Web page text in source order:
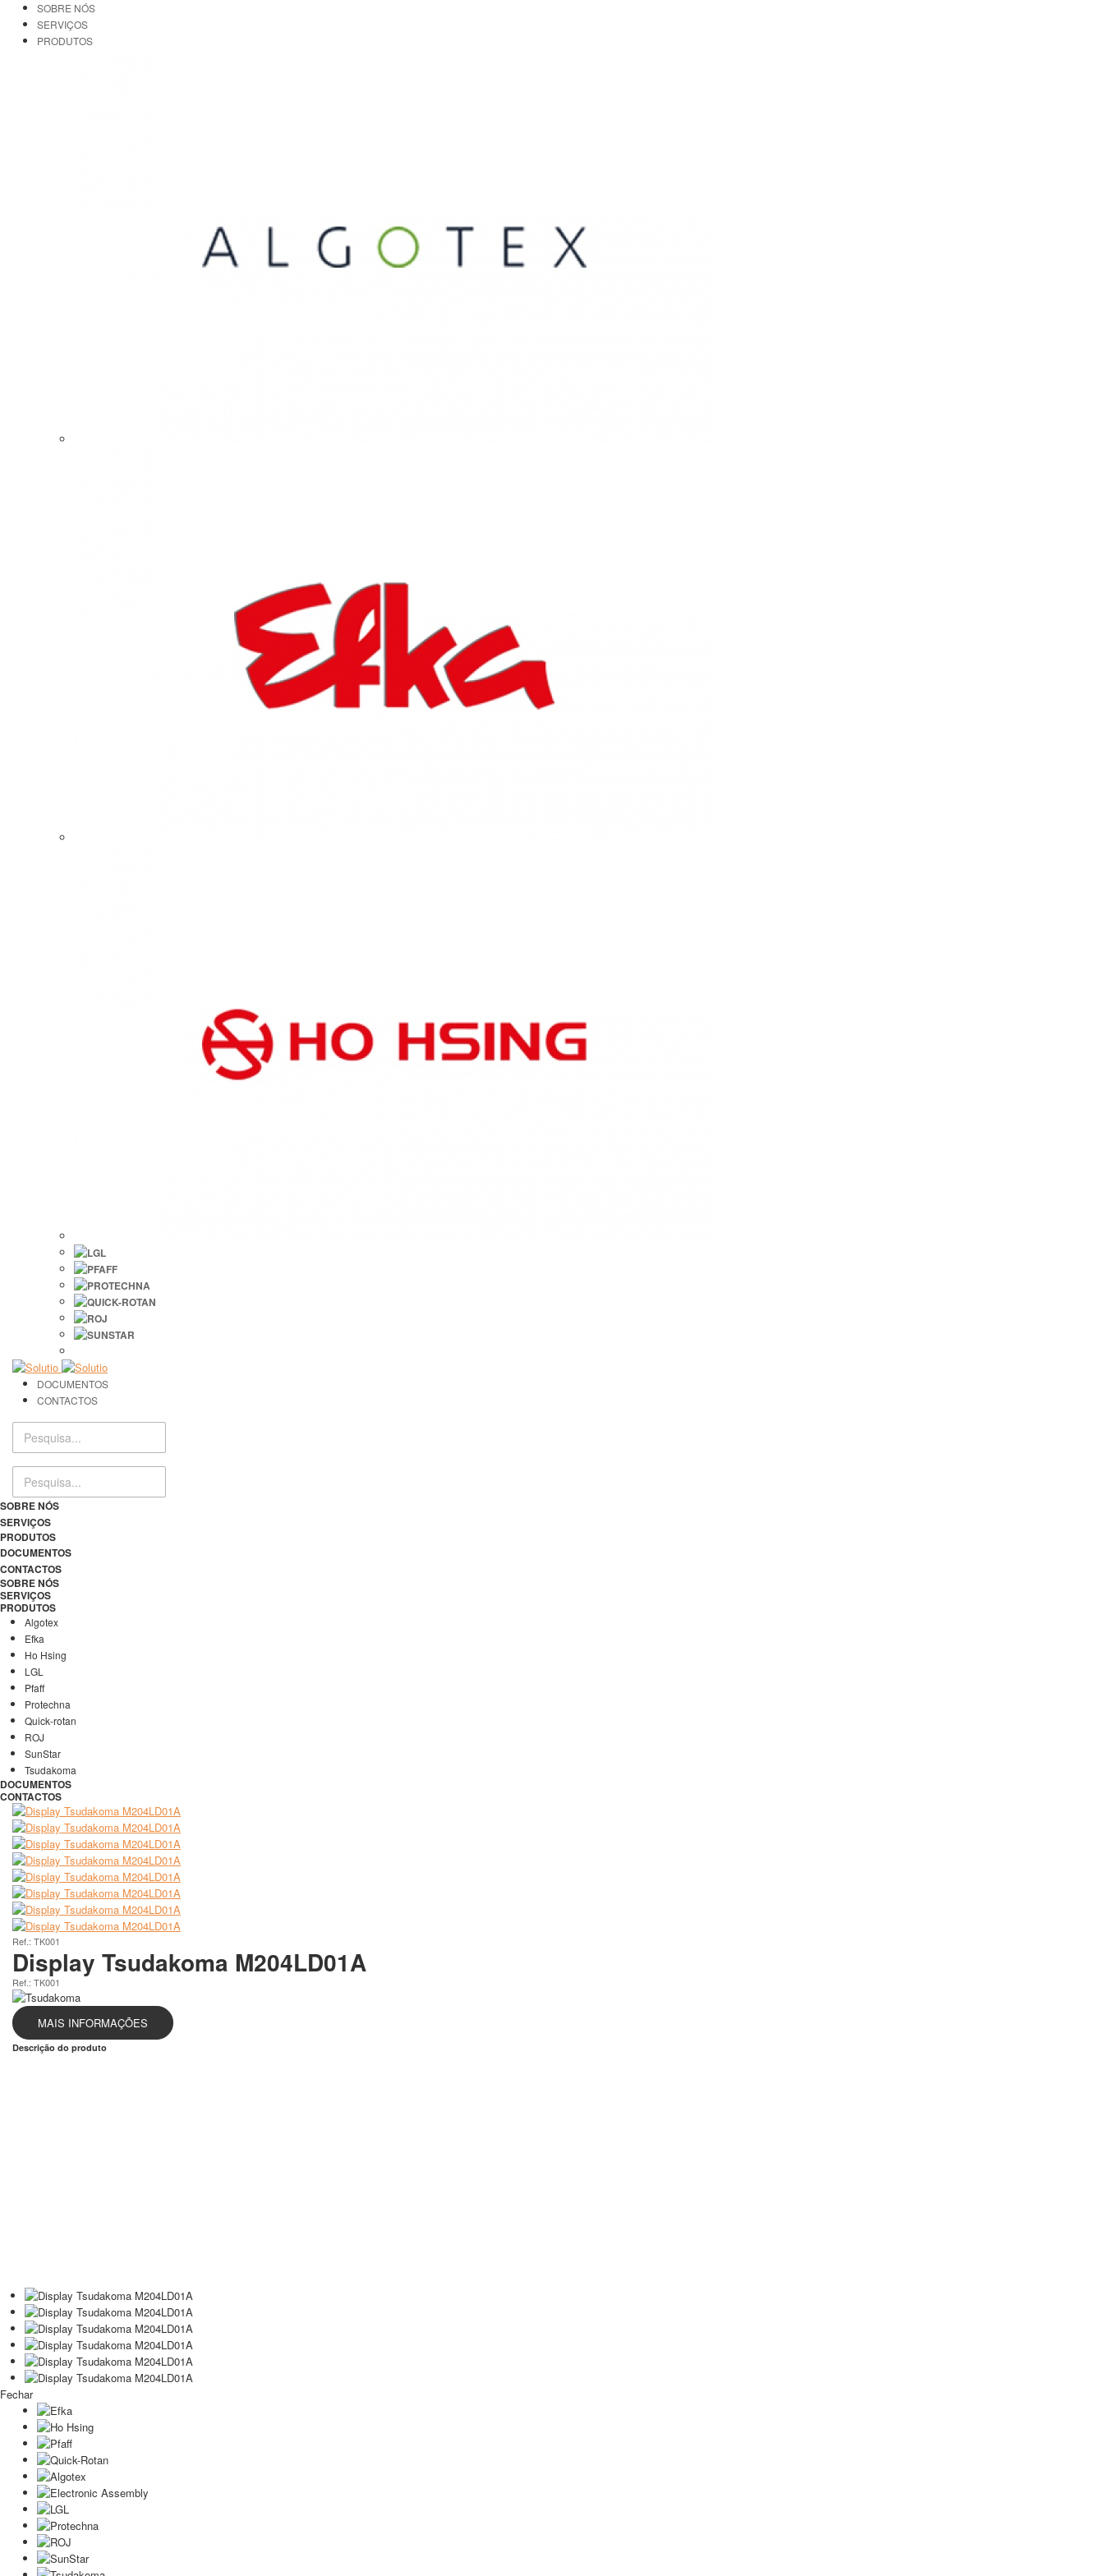
SOBRE NÓS
SERVIÇOS
PRODUTOS
DOCUMENTOS
CONTACTOS
SOBRE NÓS
SERVIÇOS
PRODUTOS
DOCUMENTOS
CONTACTOS
SOBRE NÓS
SERVIÇOS
PRODUTOS
Algotex
Efka
Ho Hsing
LGL
Pfaff
Protechna
Quick-rotan
ROJ
SunStar
Tsudakoma
DOCUMENTOS
CONTACTOS
Ref.: TK001
Display Tsudakoma M204LD01A
Ref.: TK001
MAIS INFORMAÇÕES
Descrição do produto
Fechar